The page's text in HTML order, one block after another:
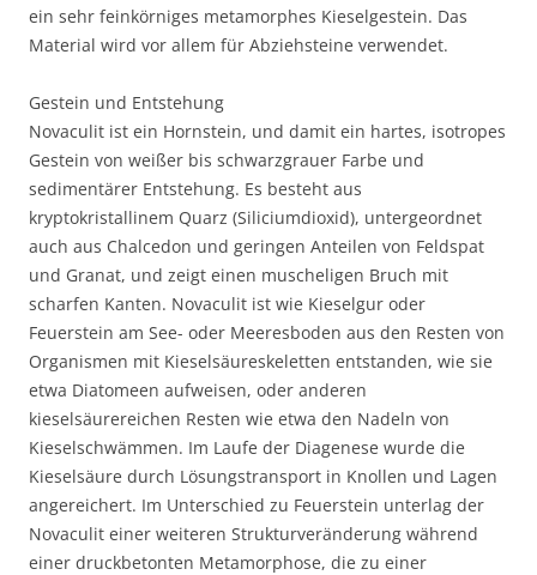
ein sehr feinkörniges metamorphes Kieselgestein. Das
Material wird vor allem für Abziehsteine verwendet.
Gestein und Entstehung
Novaculit ist ein Hornstein, und damit ein hartes, isotropes
Gestein von weißer bis schwarzgrauer Farbe und
sedimentärer Entstehung. Es besteht aus
kryptokristallinem Quarz (Siliciumdioxid), untergeordnet
auch aus Chalcedon und geringen Anteilen von Feldspat
und Granat, und zeigt einen muscheligen Bruch mit
scharfen Kanten. Novaculit ist wie Kieselgur oder
Feuerstein am See- oder Meeresboden aus den Resten von
Organismen mit Kieselsäureskeletten entstanden, wie sie
etwa Diatomeen aufweisen, oder anderen
kieselsäurereichen Resten wie etwa den Nadeln von
Kieselschwämmen. Im Laufe der Diagenese wurde die
Kieselsäure durch Lösungstransport in Knollen und Lagen
angereichert. Im Unterschied zu Feuerstein unterlag der
Novaculit einer weiteren Strukturveränderung während
einer druckbetonten Metamorphose, die zu einer